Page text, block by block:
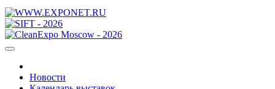
Новости